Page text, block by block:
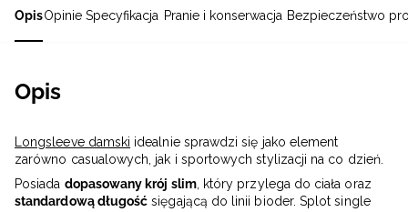
OpisOpinie Specyfikacja Pranie i konserwacja Bezpieczeństwo
Opis
Longsleeve damski idealnie sprawdzi się jako element
zarówno casualowych, jak i sportowych stylizacji na co dzień.
Posiada dopasowany krój slim, który przylega do ciała oraz
standardową długość sięgającą do linii bioder. Splot single